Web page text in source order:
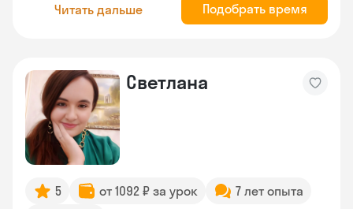
Читать дальше Подобрать время
Светлана
5 от 1092 ₽ за урок
7 лет опыта